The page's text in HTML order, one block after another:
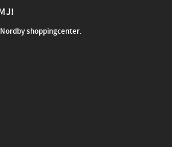
Nordby shoppingcenter.